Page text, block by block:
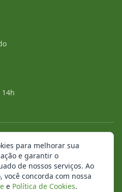
14h
Todos os direitos reservados.
Transparência
para melhorar sua
e garantir o
de nossos serviços. Ao
concorda com nossa
e Política de Cookies.